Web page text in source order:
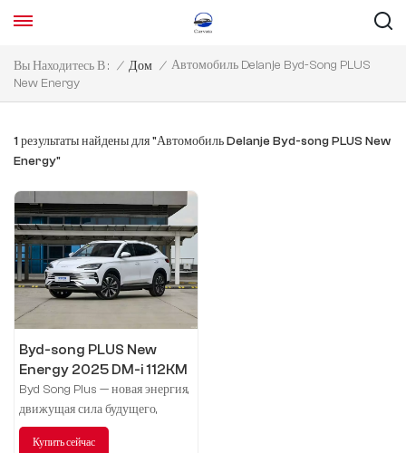
Вы Находитесь В : / Дом / Автомобиль Delanje Byd-Song PLUS
New Energy
1 результаты найдены для "Автомобиль Delanje Byd-song PLUS New
Energy"
Byd-song PLUS New
Energy 2025 DM-i 112KM
почетная модель
Byd Song Plus — новая энергия,
движущая сила будущего,
ведущая экологически чистую
жизнь.
Купить сейчас